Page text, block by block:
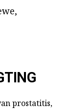
prostatitis,